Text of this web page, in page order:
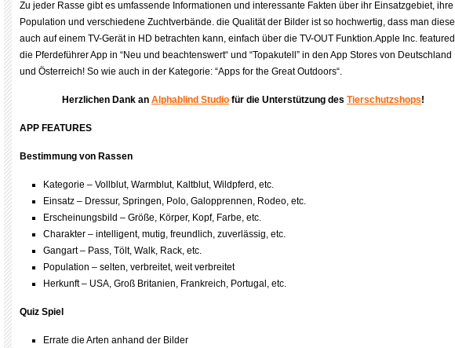
Zu jeder Rasse gibt es umfassende Informationen und interessante Fakten über ihr Einsatzgebiet, ihre
Population und verschiedene Zuchtverbände. die Qualität der Bilder ist so hochwertig, dass man diese
auch auf einem TV-Gerät in HD betrachten kann, einfach über die TV-OUT Funktion.Apple Inc. featured
die Pferdeführer App in “Neu und beachtenswert“ und “Topakutell” in den App Stores von Deutschland
und Österreich! So wie auch in der Kategorie: “Apps for the Great Outdoors“.
Herzlichen Dank an Alphablind Studio für die Unterstützung des Tierschutzshops!
APP FEATURES
Bestimmung von Rassen
Kategorie – Vollblut, Warmblut, Kaltblut, Wildpferd, etc.
Einsatz – Dressur, Springen, Polo, Galopprennen, Rodeo, etc.
Erscheinungsbild – Größe, Körper, Kopf, Farbe, etc.
Charakter – intelligent, mutig, freundlich, zuverlässig, etc.
Gangart – Pass, Tölt, Walk, Rack, etc.
Population – selten, verbreitet, weit verbreitet
Herkunft – USA, Groß Britanien, Frankreich, Portugal, etc.
Quiz Spiel
Errate die Arten anhand der Bilder